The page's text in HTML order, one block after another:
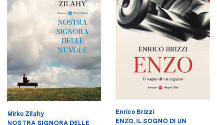
Mirko Zilahy
NOSTRA SIGNORA DELLE
Enrico Brizzi
ENZO, IL SOGNO DI UN